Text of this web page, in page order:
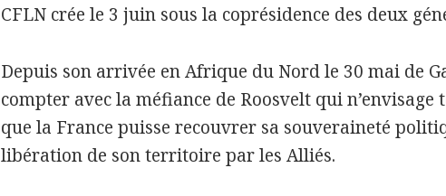
CFLN crée le 3 juin sous la coprésidence des deux
Depuis son arrivée en Afrique du Nord le 30 mai de
compter avec la méfiance de Roosvelt qui n’envisage
que la France puisse recouvrer sa souveraineté
libération de son territoire par les Alliés.